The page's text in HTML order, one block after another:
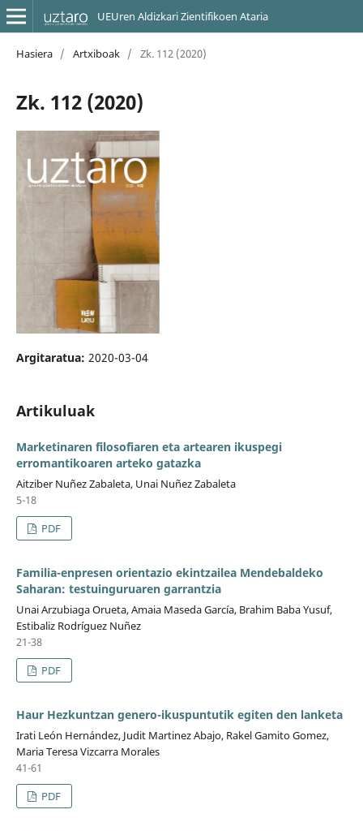
UEUren Aldizkari Zientifikoen Ataria
Hasiera / Artxiboak / Zk. 112 (2020)
Zk. 112 (2020)
Argitaratua: 2020-03-04
Artikuluak
Marketinaren filosofiaren eta artearen ikuspegi
erromantikoaren arteko gatazka
Aitziber Nuñez Zabaleta, Unai Nuñez Zabaleta
5-18
PDF
Familia-enpresen orientazio ekintzailea Mendebaldeko
Saharan: testuinguruaren garrantzia
Unai Arzubiaga Orueta, Amaia Maseda García, Brahim Baba Yusuf,
Estibaliz Rodríguez Nuñez
21-38
PDF
Haur Hezkuntzan genero-ikuspuntutik egiten den lanketa
Irati León Hernández, Judit Martinez Abajo, Rakel Gamito Gomez,
Maria Teresa Vizcarra Morales
41-61
PDF